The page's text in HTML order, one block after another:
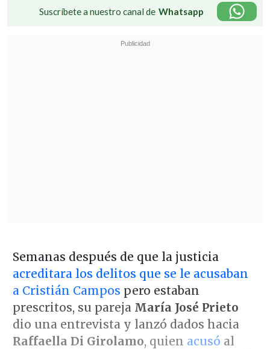
Suscríbete a nuestro canal de Whatsapp
Semanas después de que la justicia
acreditara los delitos que se le acusaban
a Cristián Campos pero estaban
prescritos, su pareja María José Prieto
dio una entrevista y lanzó dados hacia
Raffaella Di Girolamo, quien acusó al